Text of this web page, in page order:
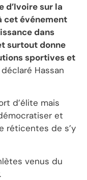
d’Ivoire sur la
cet événement
dans
surtout donne
sportives et
déclaré Hassan
d’élite mais
et
réticentes de s’y
venus du